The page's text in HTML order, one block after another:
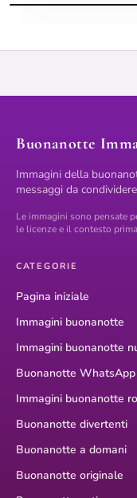
Buonanotte
Immagini della
messaggi da
Le immagini sono pensate
le licenze e il contesto
CATEGORIE
Pagina iniziale
Immagini buonanotte
Immagini buonanotte
Buonanotte WhatsApp
Immagini buonanotte
Buonanotte divertenti
Buonanotte a domani
Buonanotte originale